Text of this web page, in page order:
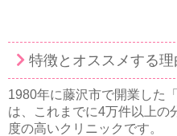
特徴とオススメする理
1980年に藤沢市で開業した
は、これまでに4万件以上の
度の高いクリニックです。